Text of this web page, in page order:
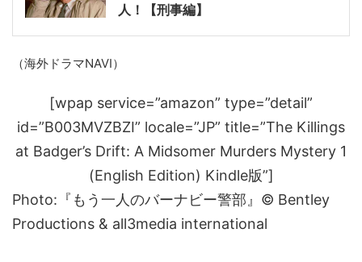
人！【刑事編】
（海外ドラマNAVI）
[wpap service=”amazon” type=”detail”
id=”B003MVZBZI” locale=”JP” title=”The Killings
at Badger’s Drift: A Midsomer Murders Mystery 1
(English Edition) Kindle版”]
Photo:『もう一人のバーナビー警部』© Bentley
Productions & all3media international